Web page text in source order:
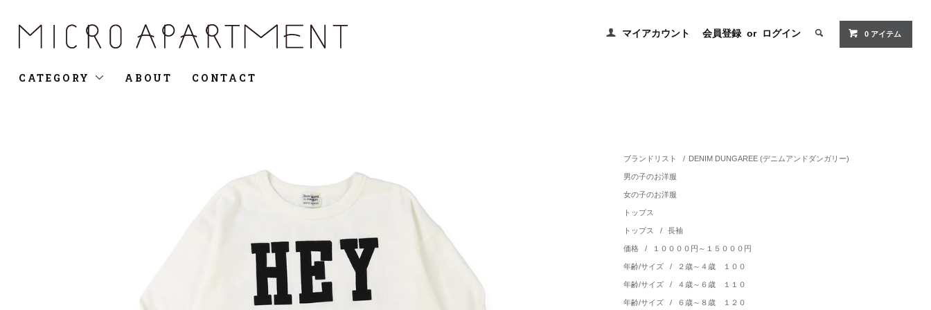
マイアカウント 会員登録 or ログイン 0 アイテム
CATEGORY ABOUT CONTACT
ブランドリスト / DENIM DUNGAREE (デニムアンドダンガリー)
男の子のお洋服
女の子のお洋服
トップス
トップス / 長袖
価格 / １００００円～１５０００円
年齢/サイズ / ２歳～４歳 １００
年齢/サイズ / ４歳～６歳 １１０
年齢/サイズ / ６歳～８歳 １２０